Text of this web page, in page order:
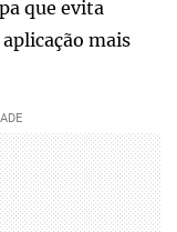
que evita
mais